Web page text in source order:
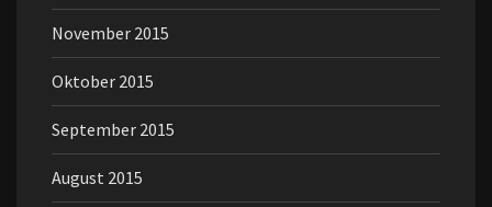
November 2015
Oktober 2015
September 2015
August 2015